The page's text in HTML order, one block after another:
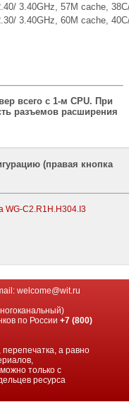
3.40GHz, 57M cache,
3.40GHz, 60M cache,
всего с 1-м CPU. При
разъемов расширения
(правая кнопка
C2.R1H.H304.I3
welcome@wit.ru
по России+7 (800)
а равно
только с
ресурса